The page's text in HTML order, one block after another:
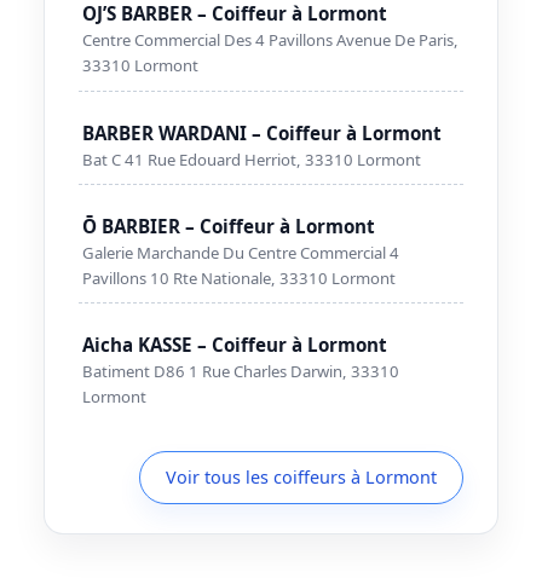
OJ’S BARBER – Coiffeur à Lormont
Centre Commercial Des 4 Pavillons Avenue De Paris,
33310 Lormont
BARBER WARDANI – Coiffeur à Lormont
Bat C 41 Rue Edouard Herriot, 33310 Lormont
Ō BARBIER – Coiffeur à Lormont
Galerie Marchande Du Centre Commercial 4
Pavillons 10 Rte Nationale, 33310 Lormont
Aicha KASSE – Coiffeur à Lormont
Batiment D86 1 Rue Charles Darwin, 33310
Lormont
Voir tous les coiffeurs à Lormont